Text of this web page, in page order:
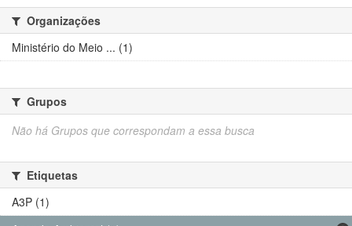
Organizações
Ministério do Meio ... (1)
Grupos
Não há Grupos que correspondam a essa busca
Etiquetas
A3P (1)